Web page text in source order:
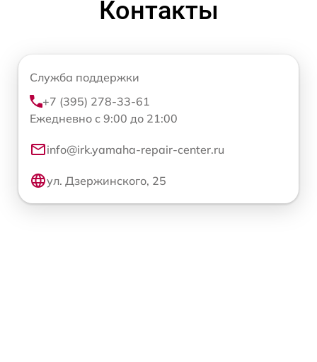
Контакты
Служба поддержки
+7 (395) 278-33-61
Ежедневно с 9:00 до 21:00
info@irk.yamaha-repair-center.ru
ул. Дзержинского, 25